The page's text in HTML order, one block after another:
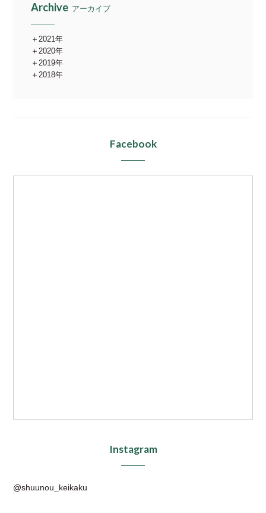
Archive アーカイブ
2021年
2020年
2019年
2018年
Facebook
Instagram
@shuunou_keikaku